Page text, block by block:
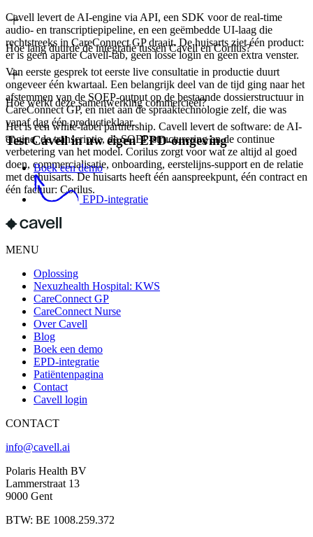
Cavell levert de AI-engine via API, een SDK voor de real-time
audio- en transcriptiepipeline, en een geëmbedde UI-laag die
rechtstreeks in CareConnect GP draait. De huisarts ziet één product:
er is geen aparte Cavell-tab, geen losse login en geen extra venster.
Hoe lang duurde de integratie tussen Cavell en Corilus?
Van eerste gesprek tot eerste live consultatie in productie duurt
ongeveer één kwartaal. Een belangrijk deel van de tijd ging naar het
afstemmen van de SOEP-output op de bestaande dossierstructuur in
CareConnect GP, en niet aan de spraaktechnologie zelf, die was
vanaf dag één productieklaar.
Hoe werkt deze samenwerking commercieel?
Het is een white-label partnership. Cavell levert de software: de AI-
engine, de transcriptie, de SOEP-structurering en de continue
verbetering van het model. Corilus zorgt voor wat ze altijd al goed
doen, commercialisatie, onboarding, eerstelijns-support en de relatie
met de huisarts. De huisarts heeft één aanspreekpunt, één contract en
één factuur: Corilus.
Test Cavell in uw eigen EPD-omgeving
Boek een demo
EPD-integratie
MENU
Oplossing
Nexuzhealth Hospital: KWS
CareConnect GP
CareConnect Nurse
Over Cavell
Blog
Boek een demo
EPD-integratie
Patiëntenpagina
Contact
Cavell login
CONTACT
info@cavell.ai
Polaris Health BV
Lammerstraat 13
9000 Gent
BTW: BE 1008.259.372